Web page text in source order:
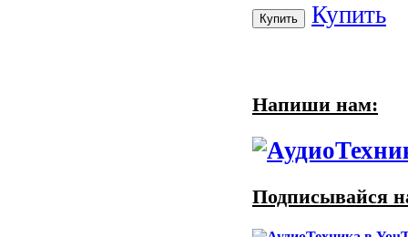
Купить
Напиши нам:
Подписывайся